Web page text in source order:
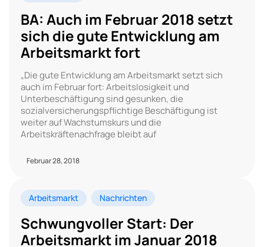
BA: Auch im Februar 2018 setzt
sich die gute Entwicklung am
Arbeitsmarkt fort
„Die gute Entwicklung am Arbeitsmarkt setzt sich
auch im Februar fort: Arbeitslosigkeit und
Unterbeschäftigung sind gesunken, die
sozialversicherungspflichtige Beschäftigung ist
weiter auf Wachstumskurs und die
Arbeitskräftenachfrage bleibt auf
Februar 28, 2018
Arbeitsmarkt Nachrichten
Schwungvoller Start: Der
Arbeitsmarkt im Januar 2018